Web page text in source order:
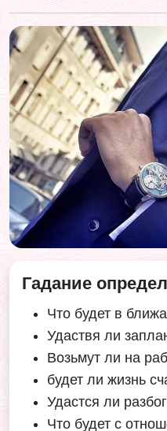
Гадание
Что будет в
Удаствя ли
Возьмут ли на
будет ли жизнь
Удастся ли
Что будет с